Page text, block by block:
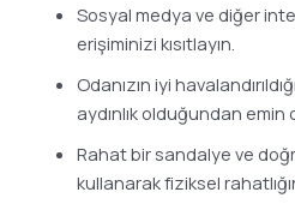
Sosyal medya ve diğer
erişiminizi kısıtlayın.
Odanızın iyi
aydınlık olduğundan emin
Rahat bir sandalye ve
kullanarak fiziksel